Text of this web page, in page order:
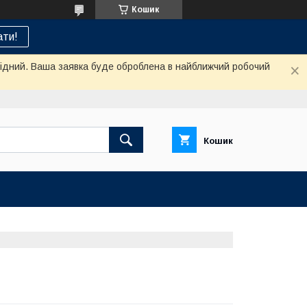
Кошик
Ваша заявка буде оброблена в найближчий робочий
Кошик